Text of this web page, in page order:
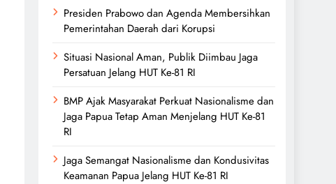
Presiden Prabowo dan Agenda Membersihkan
Pemerintahan Daerah dari Korupsi
Situasi Nasional Aman, Publik Diimbau Jaga
Persatuan Jelang HUT Ke-81 RI
BMP Ajak Masyarakat Perkuat Nasionalisme dan
Jaga Papua Tetap Aman Menjelang HUT Ke-81
RI
Jaga Semangat Nasionalisme dan Kondusivitas
Keamanan Papua Jelang HUT Ke-81 RI